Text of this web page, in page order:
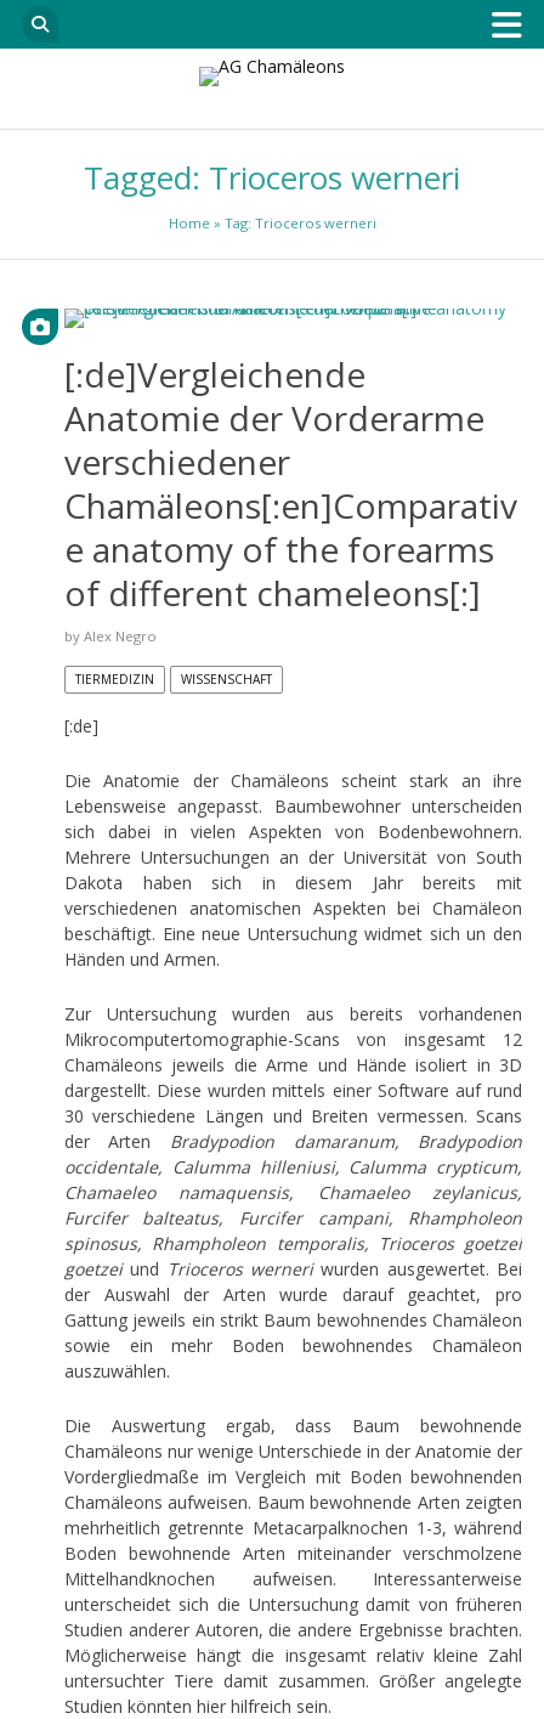
Tagged: Trioceros werneri
Home » Tag: Trioceros werneri
[:de]Vergleichende
Anatomie der Vorderarme
verschiedener
Chamäleons[:en]Comparativ
e anatomy of the forearms
of different chameleons[:]
by Alex Negro
TIERMEDIZIN WISSENSCHAFT
[:de]
Die Anatomie der Chamäleons scheint stark an ihre
Lebensweise angepasst. Baumbewohner unterscheiden
sich dabei in vielen Aspekten von Bodenbewohnern.
Mehrere Untersuchungen an der Universität von South
Dakota haben sich in diesem Jahr bereits mit
verschiedenen anatomischen Aspekten bei Chamäleon
beschäftigt. Eine neue Untersuchung widmet sich un den
Händen und Armen.
Zur Untersuchung wurden aus bereits vorhandenen
Mikrocomputertomographie-Scans von insgesamt 12
Chamäleons jeweils die Arme und Hände isoliert in 3D
dargestellt. Diese wurden mittels einer Software auf rund
30 verschiedene Längen und Breiten vermessen. Scans
der Arten Bradypodion damaranum, Bradypodion
occidentale, Calumma hilleniusi, Calumma crypticum,
Chamaeleo namaquensis, Chamaeleo zeylanicus,
Furcifer balteatus, Furcifer campani, Rhampholeon
spinosus, Rhampholeon temporalis, Trioceros goetzei
goetzeiund Trioceros werneriwurden ausgewertet. Bei
der Auswahl der Arten wurde darauf geachtet, pro
Gattung jeweils ein strikt Baum bewohnendes Chamäleon
sowie ein mehr Boden bewohnendes Chamäleon
auszuwählen.
Die Auswertung ergab, dass Baum bewohnende
Chamäleons nur wenige Unterschiede in der Anatomie der
Vordergliedmaße im Vergleich mit Boden bewohnenden
Chamäleons aufweisen. Baum bewohnende Arten zeigten
mehrheitlich getrennte Metacarpalknochen 1-3, während
Boden bewohnende Arten miteinander verschmolzene
Mittelhandknochen aufweisen. Interessanterweise
unterscheidet sich die Untersuchung damit von früheren
Studien anderer Autoren, die andere Ergebnisse brachten.
Möglicherweise hängt die insgesamt relativ kleine Zahl
untersuchter Tiere damit zusammen. Größer angelegte
Studien könnten hier hilfreich sein.